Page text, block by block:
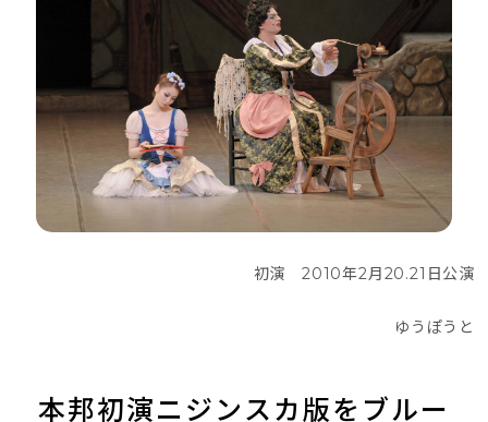
初演　2010年2月20.21日公演
ゆうぽうと
本邦初演ニジンスカ版をブルー